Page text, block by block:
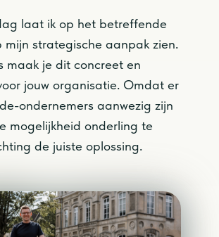
laat ik op het betreffende
mijn strategische aanpak zien.
maak je dit concreet en
jouw organisatie. Omdat er
ondernemers aanwezig zijn
mogelijkheid onderling te
de juiste oplossing.